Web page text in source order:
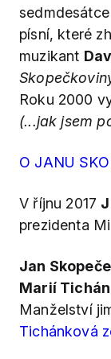
písní, které
muzikant
Roku 2000
(...jak jsem
O JANU
V říjnu 2017
prezidenta
Jan
Marií
Manželství
Tichánková